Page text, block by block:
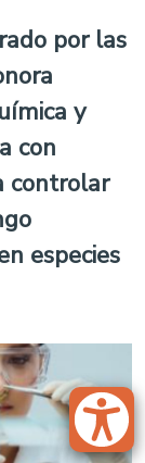
por las
y
con
controlar
especies